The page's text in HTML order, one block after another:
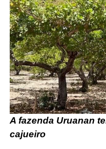
A fazenda Uruanan
cajueiro